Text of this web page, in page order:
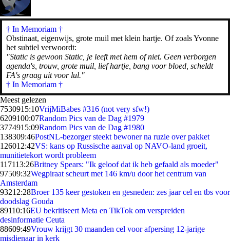
† In Memoriam †
Obstinaat, eigenwijs, grote muil met klein hartje. Of zoals Yvonne
het subtiel verwoordt:
"Static is gewoon Static, je leeft met hem of niet. Geen verborgen
agenda's, trouw, grote muil, lief hartje, bang voor bloed, scheldt
FA's graag uit voor lul."
† In Memoriam †
Meest gelezen
7530915:10VrijMiBabes #316 (not very sfw!)
6209100:07Random Pics van de Dag #1979
3774915:09Random Pics van de Dag #1980
138309:46PostNL-bezorger steekt bewoner na ruzie over pakket
126012:42VS: kans op Russische aanval op NAVO-land groeit,
munitietekort wordt probleem
117113:26Britney Spears: "Ik geloof dat ik heb gefaald als moeder"
97509:32Wegpiraat scheurt met 146 km/u door het centrum van
Amsterdam
93212:28Broer 135 keer gestoken en gesneden: zes jaar cel en tbs voor
doodslag Gouda
89110:16EU bekritiseert Meta en TikTok om verspreiden
desinformatie Ceuta
88609:49Vrouw krijgt 30 maanden cel voor afpersing 12-jarige
misdienaar in kerk